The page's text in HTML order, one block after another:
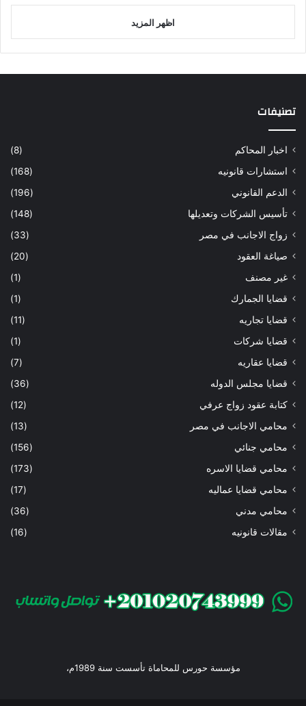
اظهر المزيد
تصنيفات
اخبار المحاكم
(8)
استشارات قانونيه
(168)
الدعم القانوني
(196)
تأسيس الشركات وتعديلها
(148)
زواج الاجانب في مصر
(33)
صياغة العقود
(20)
غير مصنف
(1)
قضايا الجمارك
(1)
قضايا تجاريه
(11)
قضايا شركات
(1)
قضايا عقاريه
(7)
قضايا مجلس الدوله
(36)
كتابة عقود زواج عرفي
(12)
محامي الاجانب في مصر
(13)
محامي جنائي
(156)
محامي قضايا الاسره
(173)
محامي قضايا عماليه
(17)
محامي مدني
(36)
مقالات قانونيه
(16)
مؤسسة حورس للمحاماة تأسست سنة 1989م،